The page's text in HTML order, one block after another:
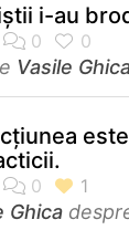
i-au
Vasile
Ghica